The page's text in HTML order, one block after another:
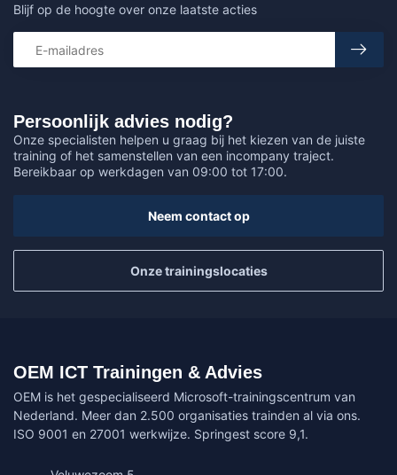
Persoonlijk advies nodig?
Onze specialisten helpen u graag bij het kiezen van de juiste
training of het samenstellen van een incompany traject.
Bereikbaar op werkdagen van 09:00 tot 17:00.
Neem contact op
Onze trainingslocaties
Blijf op de hoogte over onze laatste acties
OEM ICT Trainingen & Advies
OEM is het gespecialiseerd Microsoft-trainingscentrum van
Nederland. Meer dan 2.500 organisaties trainden al via ons.
ISO 9001 en 27001 werkwijze. Springest score 9,1.